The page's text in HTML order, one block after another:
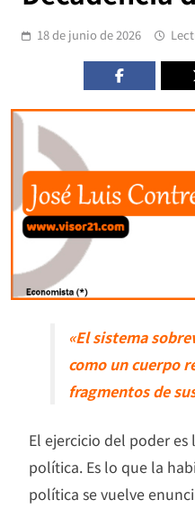
18 de junio de 2026
«El sistema
como un cuerpo
fragmentos de
El ejercicio del poder es
política. Es lo que la
política se vuelve